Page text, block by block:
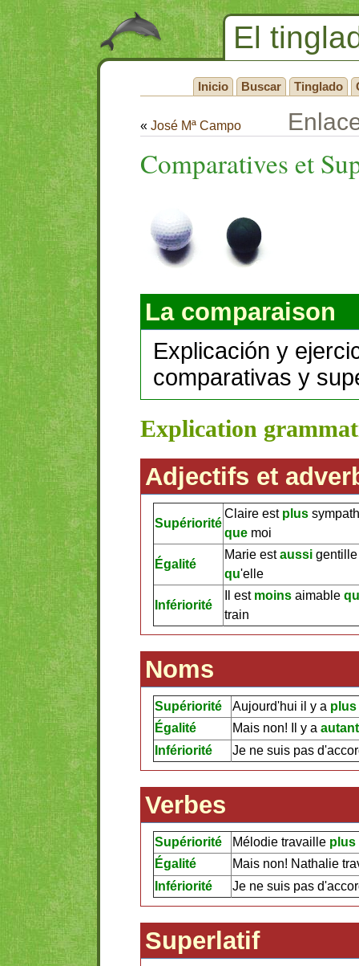
El
Inicio Buscar Tinglado
« José Mª Campo
Comparatives et
La comparaison
Explicación y
comparativas y
Explication
Adjectifs et
Supériorité
Claire est plus
que moi
Égalité
Marie estaussi
qu'elle
Infériorité
Il est moins aimable
train
Noms
Supériorité Aujourd'hui il y a plus
Égalité
Mais non! Il y a
Infériorité
Je ne suis pas
Verbes
Supériorité Mélodie travaille plus
Égalité
Mais non! Nathalie
Infériorité
Je ne suis pas
Superlatif